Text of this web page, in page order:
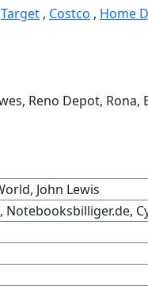
Target , Costco , Home
Reno Depot,
John Lewis
Notebooksbilliger.de,